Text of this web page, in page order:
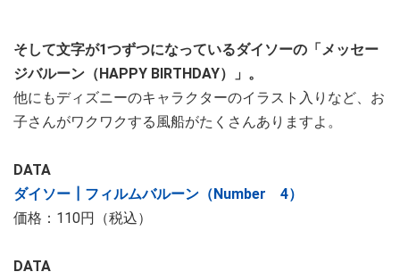
そして文字が1つずつになっているダイソーの「メッセー
ジバルーン（HAPPY BIRTHDAY）」。
他にもディズニーのキャラクターのイラスト入りなど、お
子さんがワクワクする風船がたくさんありますよ。
DATA
ダイソー┃フィルムバルーン（Number 4）
価格：110円（税込）
DATA